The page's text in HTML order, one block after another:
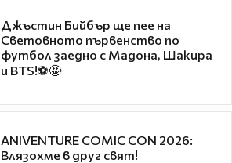
Джъстин Бийбър ще пее на
Световното първенство по
футбол заедно с Мадона, Шакира
и BTS!⚽🤩
ANIVENTURE COMIC CON 2026:
Влязохме в друг свят!